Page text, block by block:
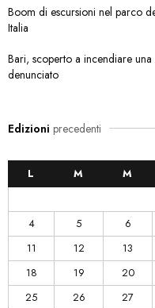
Boom di escursioni nel parco
Italia
Bari, scoperto a incendiare
denunciato
Edizioni precedenti
L M M
4
5 6
11
12 13
18
19 20
25
26 27